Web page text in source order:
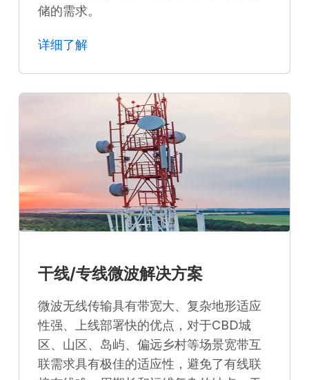
储的需求。
详细了解
干线/专线微波解决方案
微波无线传输具有带宽大、复杂地形适应
性强、上线部署快的优点，对于CBD城
区、山区、岛屿、偏远乡村等场景宽带互
联需求具有极佳的适应性，避免了有线联